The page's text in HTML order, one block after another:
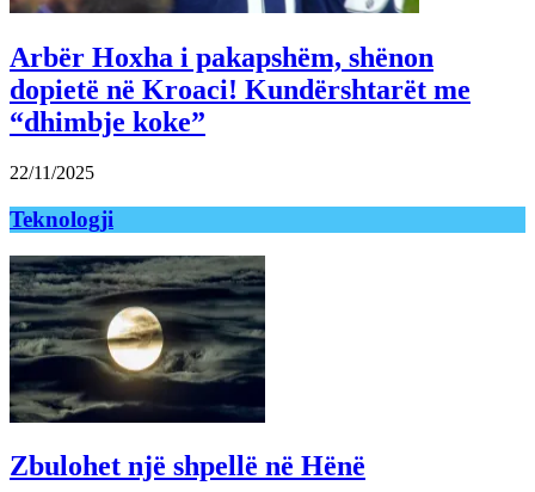
Arbër Hoxha i pakapshëm, shënon
dopietë në Kroaci! Kundërshtarët me
“dhimbje koke”
22/11/2025
Teknologji
Zbulohet një shpellë në Hënë